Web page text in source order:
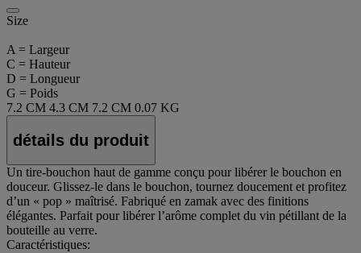
Size
A = Largeur
C = Hauteur
D = Longueur
G = Poids
7.2 CM 4.3 CM 7.2 CM 0.07 KG
détails du produit
Un tire-bouchon haut de gamme conçu pour libérer le bouchon en
douceur. Glissez-le dans le bouchon, tournez doucement et profitez
d’un « pop » maîtrisé. Fabriqué en zamak avec des finitions
élégantes. Parfait pour libérer l’arôme complet du vin pétillant de la
bouteille au verre.
Caractéristiques: